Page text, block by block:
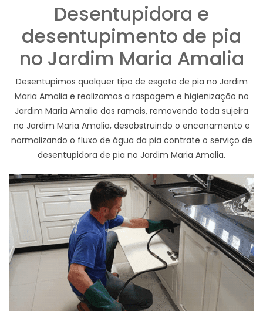
Desentupidora e
desentupimento de pia
no Jardim Maria Amalia
Desentupimos qualquer tipo de esgoto de pia no Jardim
Maria Amalia e realizamos a raspagem e higienização no
Jardim Maria Amalia dos ramais, removendo toda sujeira
no Jardim Maria Amalia, desobstruindo o encanamento e
normalizando o fluxo de água da pia contrate o serviço de
desentupidora de pia no Jardim Maria Amalia.